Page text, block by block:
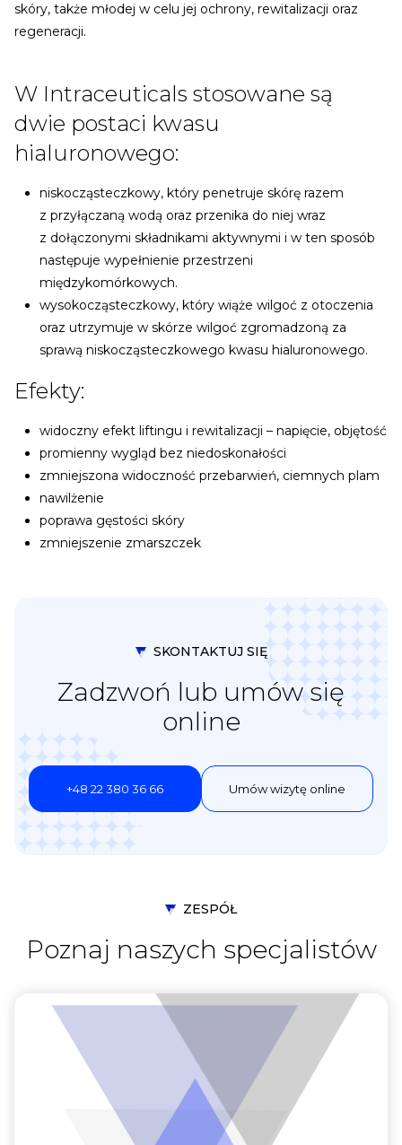
skóry, także młodej w celu jej ochrony, rewitalizacji oraz
regeneracji.
W Intraceuticals stosowane są
dwie postaci kwasu
hialuronowego:
niskocząsteczkowy, który penetruje skórę razem
z przyłączaną wodą oraz przenika do niej wraz
z dołączonymi składnikami aktywnymi i w ten sposób
następuje wypełnienie przestrzeni
międzykomórkowych.
wysokocząsteczkowy, który wiąże wilgoć z otoczenia
oraz utrzymuje w skórze wilgoć zgromadzoną za
sprawą niskocząsteczkowego kwasu hialuronowego.
Efekty:
widoczny efekt liftingu i rewitalizacji – napięcie, objętość
promienny wygląd bez niedoskonałości
zmniejszona widoczność przebarwień, ciemnych plam
nawilżenie
poprawa gęstości skóry
zmniejszenie zmarszczek
SKONTAKTUJ SIĘ
Zadzwoń lub umów się
online
+48 22 380 36 66 Umów wizytę online
ZESPÓŁ
Poznaj naszych specjalistów